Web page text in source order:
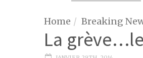
Home Breaking
La